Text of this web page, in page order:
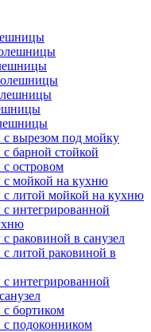
вырезом под мойку
барной стойкой
островом
мойкой на кухню
литой мойкой на кухню
интегрированной
раковиной в санузел
литой раковиной в
интегрированной
бортиком
подоконником